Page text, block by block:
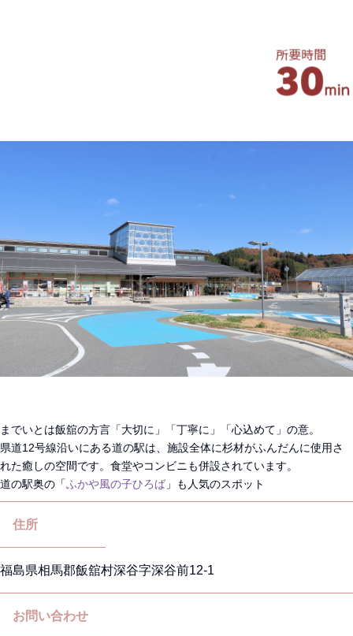
までいとは飯舘の方言「大切に」「丁寧に」「心込めて」の意。
県道12号線沿いにある道の駅は、施設全体に杉材がふんだんに使用さ
れた癒しの空間です。食堂やコンビニも併設されています。
道の駅奥の「ふかや風の子ひろば 」も人気のスポット
住所
福島県相馬郡飯舘村深谷字深谷前12-1
お問い合わせ